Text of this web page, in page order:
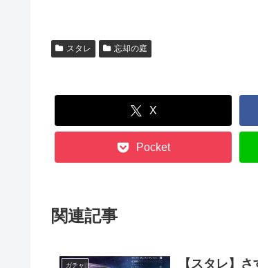
スタレ 忘却の庭
X
Pocket
関連記事
ガチャ 【スタレ】